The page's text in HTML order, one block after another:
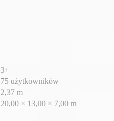
3+
75 użytkowników
2,37 m
20,00 × 13,00 × 7,00 m